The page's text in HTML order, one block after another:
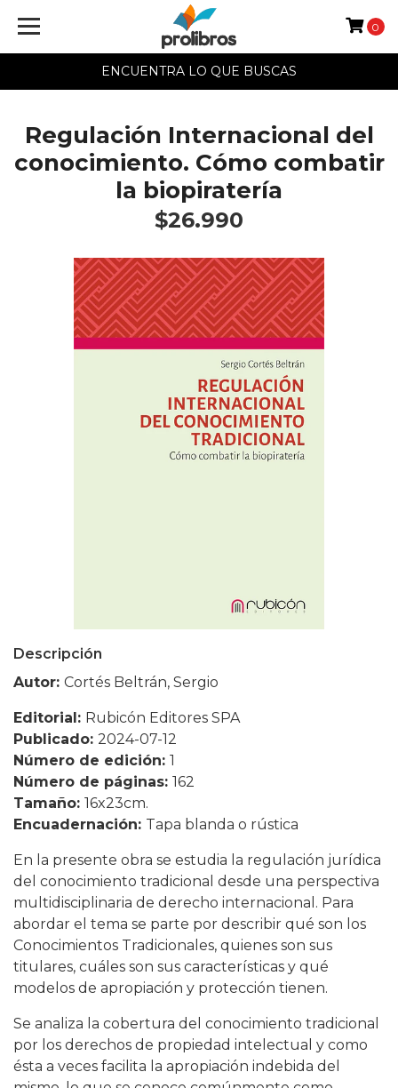
ENCUENTRA LO QUE BUSCAS
0
Regulación Internacional del
conocimiento. Cómo combatir
la biopiratería
$26.990
Descripción
Autor: Cortés Beltrán, Sergio
Editorial: Rubicón Editores SPA
Publicado: 2024-07-12
Número de edición: 1
Número de páginas: 162
Tamaño: 16x23cm.
Encuadernación: Tapa blanda o rústica
En la presente obra se estudia la regulación jurídica
del conocimiento tradicional desde una perspectiva
multidisciplinaria de derecho internacional. Para
abordar el tema se parte por describir qué son los
Conocimientos Tradicionales, quienes son sus
titulares, cuáles son sus características y qué
modelos de apropiación y protección tienen.
Se analiza la cobertura del conocimiento tradicional
por los derechos de propiedad intelectual y como
ésta a veces facilita la apropiación indebida del